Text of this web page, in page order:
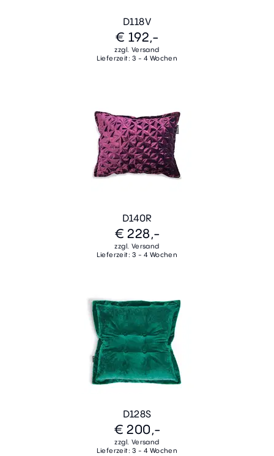
D118V
€ 192,-
zzgl. Versand
Lieferzeit: 3 - 4 Wochen
D140R
€ 228,-
zzgl. Versand
Lieferzeit: 3 - 4 Wochen
D128S
€ 200,-
zzgl. Versand
Lieferzeit: 3 - 4 Wochen